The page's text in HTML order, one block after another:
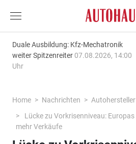
Duale Ausbildung: Kfz-Mechatronik
weiter Spitzenreiter 07.08.2026, 14:00
Uhr
Home Nachrichten
Autohersteller
Lücke zu Vorkrisenniveau:
mehr Verkäufe